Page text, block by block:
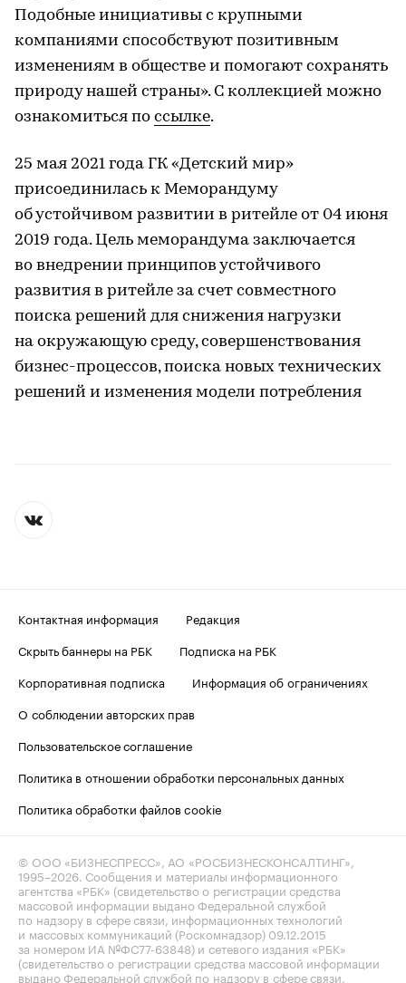
Подобные инициативы с крупными
компаниями способствуют позитивным
изменениям в обществе и помогают сохранять
природу нашей страны». С коллекцией можно
ознакомиться по ссылке.
25 мая 2021 года ГК «Детский мир»
присоединилась к Меморандуму
об устойчивом развитии в ритейле от 04 июня
2019 года. Цель меморандума заключается
во внедрении принципов устойчивого
развития в ритейле за счет совместного
поиска решений для снижения нагрузки
на окружающую среду, совершенствования
бизнес-процессов, поиска новых технических
решений и изменения модели потребления
Контактная информация
Редакция
Скрыть баннеры на РБК
Подписка на РБК
Корпоративная подписка
Информация об ограничениях
О соблюдении авторских прав
Пользовательское соглашение
Политика в отношении обработки персональных данных
Политика обработки файлов cookie
© ООО «БИЗНЕСПРЕСС», АО «РОСБИЗНЕСКОНСАЛТИНГ»,
1995–2026 . Сообщения и материалы информационного
агентства «РБК» (свидетельство о регистрации средства
массовой информации выдано Федеральной службой
по надзору в сфере связи, информационных технологий
и массовых коммуникаций (Роскомнадзор) 09.12.2015
за номером ИА №ФС77-63848) и сетевого издания «РБК»
(свидетельство о регистрации средства массовой информации
выдано Федеральной службой по надзору в сфере связи,